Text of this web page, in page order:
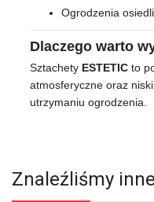
Ogrodzenia
Dlaczego warto
Sztachety ESTETIC to
atmosferyczne oraz
utrzymaniu ogrodzenia.
Znaleźliśmy